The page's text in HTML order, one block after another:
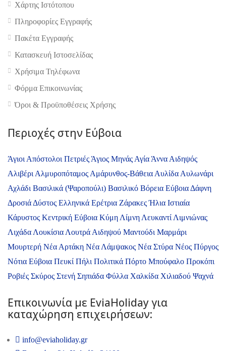
Χάρτης Ιστότοπου
Πληροφορίες Εγγραφής
Πακέτα Εγγραφής
Κατασκευή Ιστοσελίδας
Χρήσιμα Τηλέφωνα
Φόρμα Επικοινωνίας
Όροι & Προϋποθέσεις Xρήσης
Περιοχές στην Εύβοια
Άγιοι Απόστολοι Πετριές Άγιος Μηνάς Αγία Άννα Αιδηψός
Αλιβέρι Αλμυροπόταμος Αμάρυνθος-Βάθεια Αυλίδα Αυλωνάρι
Αχλάδι Βασιλικά (Ψαροπούλι) Βασιλικό Βόρεια Εύβοια Δάφνη
Δροσιά Δύστος Ελληνικά Ερέτρια ΖάρακεςΉλια Ιστιαία
Κάρυστος Κεντρική Εύβοια Κύμη Λίμνη Λευκαντί Λιμνιώνας
Λιχάδα Λουκίσια Λουτρά Αιδηψού Μαντούδι Μαρμάρι
Μουρτερή Νέα Αρτάκη Νέα Λάμψακος Νέα Στύρα Νέος Πύργος
Νότια Εύβοια Πευκί Πήλι Πολιτικά Πόρτο Μπούφαλο Προκόπι
Ροβιές Σκύρος Στενή Σηπιάδα Φύλλα Χαλκίδα Χιλιαδού Ψαχνά
Επικοινωνία με ΕviaHoliday για
καταχώρηση επιχειρήσεων:
info@eviaholiday.gr